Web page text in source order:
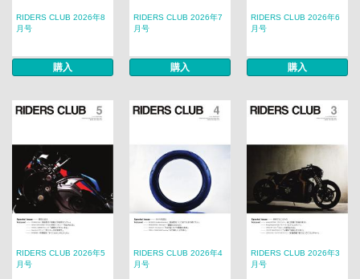
RIDERS CLUB 2026年8
月号
購入
RIDERS CLUB 2026年7
月号
購入
RIDERS CLUB 2026年6
月号
購入
RIDERS CLUB 2026年5
月号
RIDERS CLUB 2026年4
月号
RIDERS CLUB 2026年3
月号